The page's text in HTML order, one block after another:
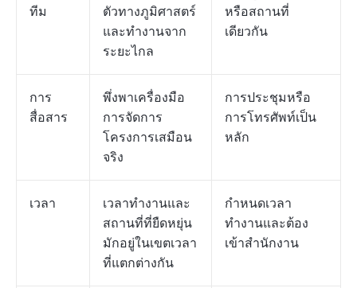
ทีม
ตัวทางภูมิศาสตร์
และทำงานจาก
ระยะไกล
หรือสถานที่
เดียวกัน
การ
สื่อสาร
พึ่งพาเครื่องมือ
การจัดการ
โครงการเสมือน
จริง
การประชุมหรือ
การโทรศัพท์เป็น
หลัก
เวลา
เวลาทำงานและ
สถานที่ที่ยืดหยุ่น
มักอยู่ในเขตเวลา
ที่แตกต่างกัน
กำหนดเวลา
ทำงานและต้อง
เข้าสำนักงาน